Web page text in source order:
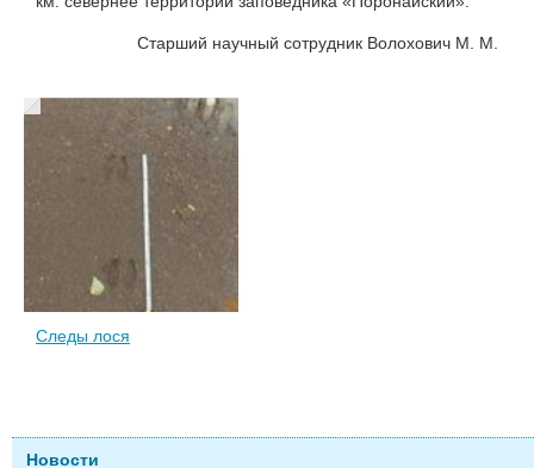
Старший научный сотрудник Волохович М. М.
Следы лося
Новости